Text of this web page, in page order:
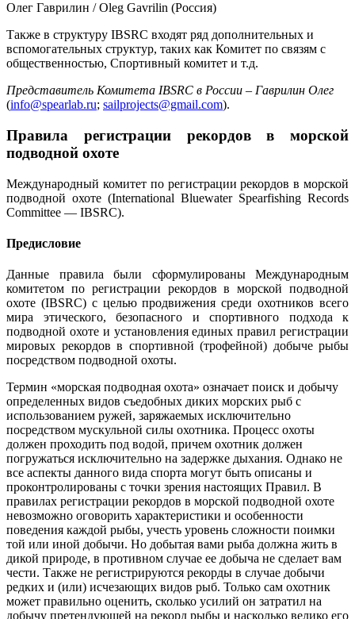
Олег Гаврилин / Oleg Gavrilin (Россия)
Также в структуру IBSRC входят ряд дополнительных и
вспомогательных структур, таких как Комитет по связям с
общественностью, Спортивный комитет и т.д.
Представитель Комитета IBSRC в России – Гаврилин Олег
(info@spearlab.ru; sailprojects@gmail.com).
Правила регистрации рекордов в морской
подводной охоте
Международный комитет по регистрации рекордов в морской
подводной охоте (International Bluewater Spearfishing Records
Committee — IBSRC).
Предисловие
Данные правила были сформулированы Международным
комитетом по регистрации рекордов в морской подводной
охоте (IBSRC) с целью продвижения среди охотников всего
мира этического, безопасного и спортивного подхода к
подводной охоте и установления единых правил регистрации
мировых рекордов в спортивной (трофейной) добыче рыбы
посредством подводной охоты.
Термин «морская подводная охота» означает поиск и добычу
определенных видов съедобных диких морских рыб с
использованием ружей, заряжаемых исключительно
посредством мускульной силы охотника. Процесс охоты
должен проходить под водой, причем охотник должен
погружаться исключительно на задержке дыхания. Однако не
все аспекты данного вида спорта могут быть описаны и
проконтролированы с точки зрения настоящих Правил. В
правилах регистрации рекордов в морской подводной охоте
невозможно оговорить характеристики и особенности
поведения каждой рыбы, учесть уровень сложности поимки
той или иной добычи. Но добытая вами рыба должна жить в
дикой природе, в противном случае ее добыча не сделает вам
чести. Также не регистрируются рекорды в случае добычи
редких и (или) исчезающих видов рыб. Только сам охотник
может правильно оценить, сколько усилий он затратил на
добычу претендующей на рекорд рыбы и насколько велико его